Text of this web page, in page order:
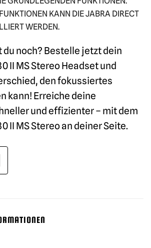
KANN DIE JABRA DIRECT
WERDEN.
noch? Bestelle jetzt dein
II MS Stereo Headset und
den fokussiertes
kann! Erreiche deine
und effizienter – mit dem
II MS Stereo an deiner Seite.